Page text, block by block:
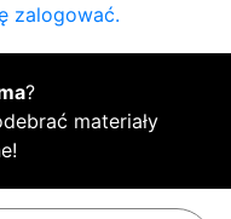
zalogować.
?
materiały